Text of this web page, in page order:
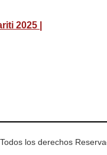
2025 |
los derechos